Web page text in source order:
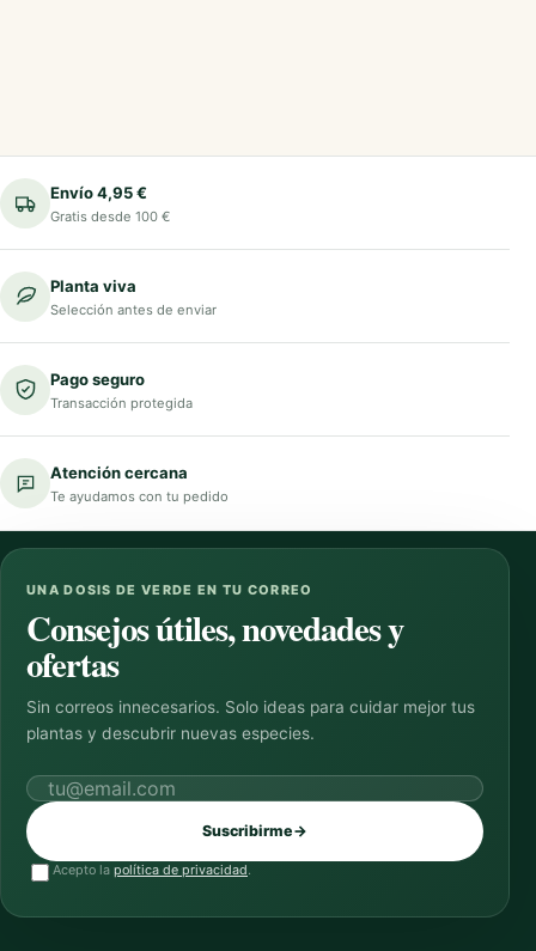
Envío 4,95 €
Gratis desde 100 €
Planta viva
Selección antes de enviar
Pago seguro
Transacción protegida
Atención cercana
Te ayudamos con tu pedido
UNA DOSIS DE VERDE EN TU CORREO
Consejos útiles, novedades y
ofertas
Sin correos innecesarios. Solo ideas para cuidar mejor tus
plantas y descubrir nuevas especies.
Correo electrónico
Suscribirme→
Acepto la política de privacidad.